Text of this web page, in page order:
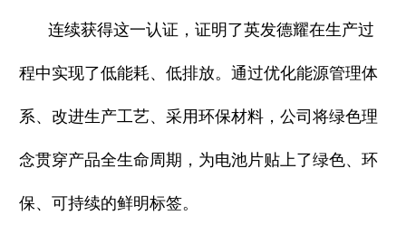
连续获得这一认证，证明了英发德耀在生产过
程中实现了低能耗、低排放。通过优化能源管理体
系、改进生产工艺、采用环保材料，公司将绿色理
念贯穿产品全生命周期，为电池片贴上了绿色、环
保、可持续的鲜明标签。